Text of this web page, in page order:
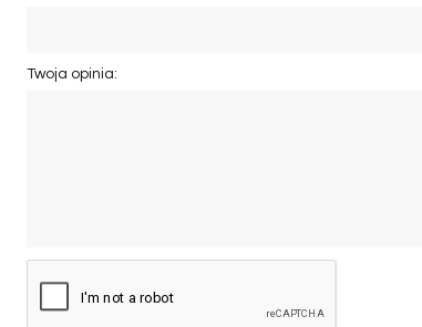
Twoja opinia: